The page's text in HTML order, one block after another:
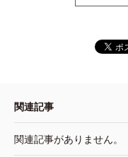
関連記事
関連記事がありません。